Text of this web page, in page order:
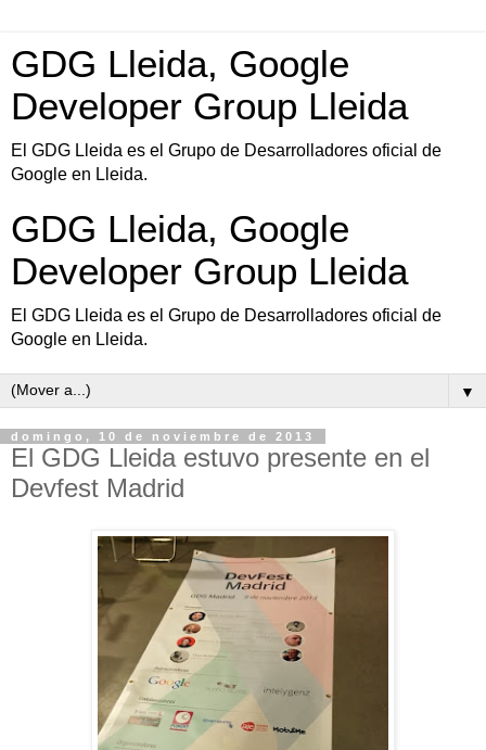
GDG Lleida, Google
Developer Group Lleida
El GDG Lleida es el Grupo de Desarrolladores oficial de
Google en Lleida.
GDG Lleida, Google
Developer Group Lleida
El GDG Lleida es el Grupo de Desarrolladores oficial de
Google en Lleida.
▼
domingo, 10 de noviembre de 2013
El GDG Lleida estuvo presente en el
Devfest Madrid